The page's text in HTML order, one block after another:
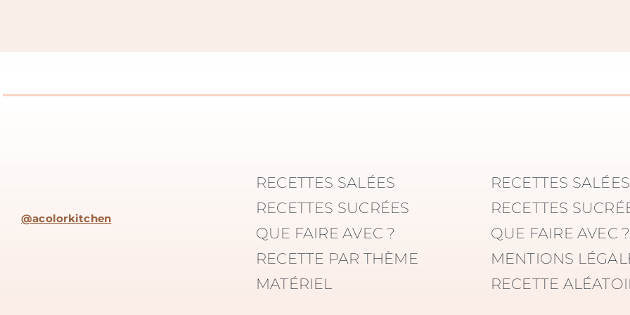
@acolorkitchen
RECETTES SALÉES
RECETTES SUCRÉES
QUE FAIRE AVEC ?
RECETTE PAR THÈME
MATÉRIEL
RECETTES SALÉES
RECETTES
QUE FAIRE AVEC ?
MENTIONS
RECETTE